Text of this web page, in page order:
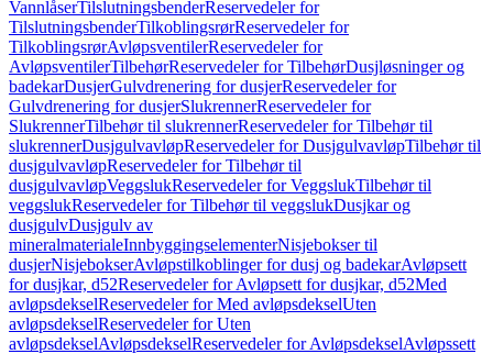
VannlåserTilslutningsbenderReservedeler for
TilslutningsbenderTilkoblingsrørReservedeler for
TilkoblingsrørAvløpsventilerReservedeler for
AvløpsventilerTilbehørReservedeler for TilbehørDusjløsninger og
badekarDusjerGulvdrenering for dusjerReservedeler for
Gulvdrenering for dusjerSlukrennerReservedeler for
SlukrennerTilbehør til slukrennerReservedeler for Tilbehør til
slukrennerDusjgulvavløpReservedeler for DusjgulvavløpTilbehør til
dusjgulvavløpReservedeler for Tilbehør til
dusjgulvavløpVeggslukReservedeler for VeggslukTilbehør til
veggslukReservedeler for Tilbehør til veggslukDusjkar og
dusjgulvDusjgulv av
mineralmaterialeInnbyggingselementerNisjebokser til
dusjerNisjebokserAvløpstilkoblinger for dusj og badekarAvløpsett
for dusjkar, d52Reservedeler for Avløpsett for dusjkar, d52Med
avløpsdekselReservedeler for Med avløpsdekselUten
avløpsdekselReservedeler for Uten
avløpsdekselAvløpsdekselReservedeler for AvløpsdekselAvløpssett